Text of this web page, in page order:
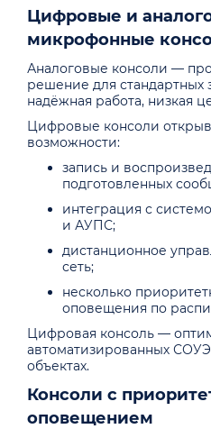
Цифровые и
микрофонные
Аналоговые консоли —
решение для стандартных
надёжная работа, низкая
Цифровые консоли
возможности:
запись и
подготовленных
интеграция с
и АУПС;
дистанционное
сеть;
несколько
оповещения по
Цифровая консоль —
автоматизированных
объектах.
Консоли с
оповещением